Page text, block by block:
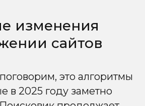
крупное
алгоритма.
выдачи
релевантности
Страницы
позиции,
проработанными